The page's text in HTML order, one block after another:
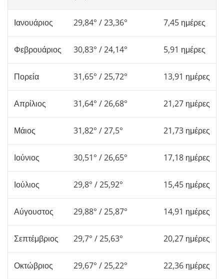
Ιανουάριος 29,84° / 23,36° 7,45 ημέρες
Φεβρουάριος 30,83° / 24,14° 5,91 ημέρες
Πορεία 31,65° / 25,72° 13,91 ημέρες
Απρίλιος 31,64° / 26,68° 21,27 ημέρες
Μάιος 31,82° / 27,5° 21,73 ημέρες
Ιούνιος 30,51° / 26,65° 17,18 ημέρες
Ιούλιος 29,8° / 25,92° 15,45 ημέρες
Αύγουστος 29,88° / 25,87° 14,91 ημέρες
Σεπτέμβριος 29,7° / 25,63° 20,27 ημέρες
Οκτώβριος 29,67° / 25,22° 22,36 ημέρες